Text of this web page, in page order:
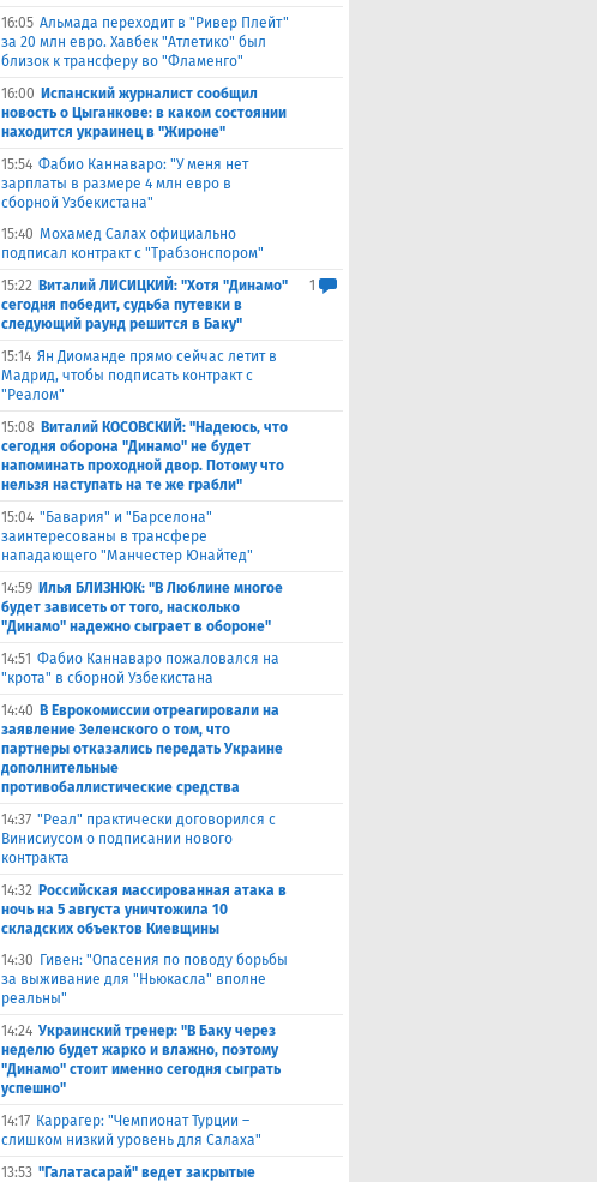
16:05 Альмада переходит в "Ривер Плейт"
за 20 млн евро. Хавбек "Атлетико" был
близок к трансферу во "Фламенго"
16:00 Испанский журналист сообщил
новость о Цыганкове: в каком состоянии
находится украинец в "Жироне"
15:54 Фабио Каннаваро: "У меня нет
зарплаты в размере 4 млн евро в
сборной Узбекистана"
15:40 Мохамед Салах официально
подписал контракт с "Трабзонспором"
15:22 Виталий ЛИСИЦКИЙ: "Хотя "Динамо"
сегодня победит, судьба путевки в
следующий раунд решится в Баку"
1
15:14 Ян Диоманде прямо сейчас летит в
Мадрид, чтобы подписать контракт с
"Реалом"
15:08 Виталий КОСОВСКИЙ: "Надеюсь, что
сегодня оборона "Динамо" не будет
напоминать проходной двор. Потому что
нельзя наступать на те же грабли"
15:04 "Бавария" и "Барселона"
заинтересованы в трансфере
нападающего "Манчестер Юнайтед"
14:59 Илья БЛИЗНЮК: "В Люблине многое
будет зависеть от того, насколько
"Динамо" надежно сыграет в обороне"
14:51 Фабио Каннаваро пожаловался на
"крота" в сборной Узбекистана
14:40 В Еврокомиссии отреагировали на
заявление Зеленского о том, что
партнеры отказались передать Украине
дополнительные
противобаллистические средства
14:37 "Реал" практически договорился с
Винисиусом о подписании нового
контракта
14:32 Российская массированная атака в
ночь на 5 августа уничтожила 10
складских объектов Киевщины
14:30 Гивен: "Опасения по поводу борьбы
за выживание для "Ньюкасла" вполне
реальны"
14:24 Украинский тренер: "В Баку через
неделю будет жарко и влажно, поэтому
"Динамо" стоит именно сегодня сыграть
успешно"
14:17 Каррагер: "Чемпионат Турции –
слишком низкий уровень для Салаха"
13:53 "Галатасарай" ведет закрытые